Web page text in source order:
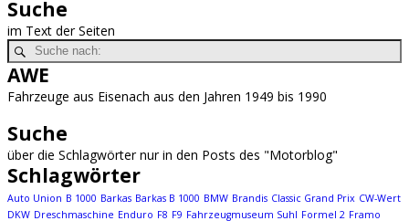
Suche
im Text der Seiten
AWE
Fahrzeuge aus Eisenach aus den Jahren 1949 bis 1990
Suche
über die Schlagwörter nur in den Posts des "Motorblog"
Schlagwörter
Auto Union B 1000 Barkas Barkas B 1000 BMW Brandis Classic Grand Prix CW-Wert
DKW Dreschmaschine Enduro F8 F9 Fahrzeugmuseum Suhl Formel 2 Framo